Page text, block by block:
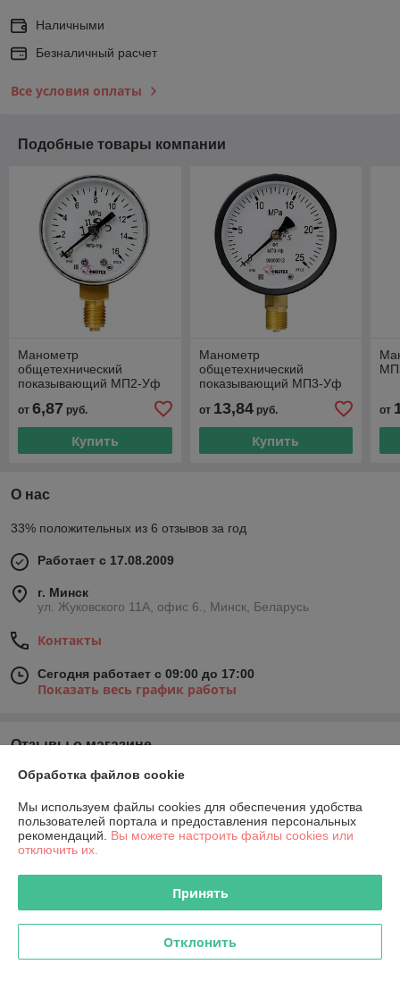
Наличными
Безналичный расчет
Все условия оплаты
Подобные товары компании
Манометр
общетехнический
показывающий МП2-Уф
от 6,87 руб.
Купить
Манометр
общетехнический
показывающий МП3-Уф
от 13,84руб.
Купить
от
О нас
33% положительных из 6 отзывов за год
Работает с 17.08.2009
г. Минск
ул. Жуковского 11А, офис 6., Минск, Беларусь
Контакты
Сегодня работает с 09:00 до 17:00
Показать весь график работы
Отзывы о магазине
У компании пока нет отзывов, добавьте первый
О нас
Контакты
Доставка и оплата
График работы
Обработка файлов cookie
Мы используем файлы cookies для обеспечения удобства
пользователей портала и предоставления персональных
рекомендаций. Вы можете настроить файлы cookies или
отключить их.
Принять
Отклонить